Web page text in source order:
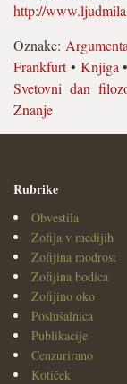
http://
Oznake:
Frankfurt• Knjiga
Svetovni dan
Znanje
Rubrike
Obvestila
Zofija v medijih
Zofijina modrost
Zofijina bodica
Zofijino oko
Poslušalnica
Publikacije
Cenzurirano
Kotiček